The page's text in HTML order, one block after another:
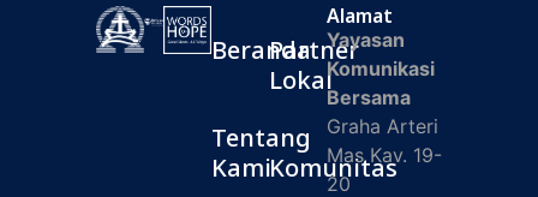
Beranda
Tentang
Kami
Partner
Lokal
Komunitas
Alamat
Yayasan
Komunikasi
Bersama
Graha Arteri
Mas Kav. 19-
20